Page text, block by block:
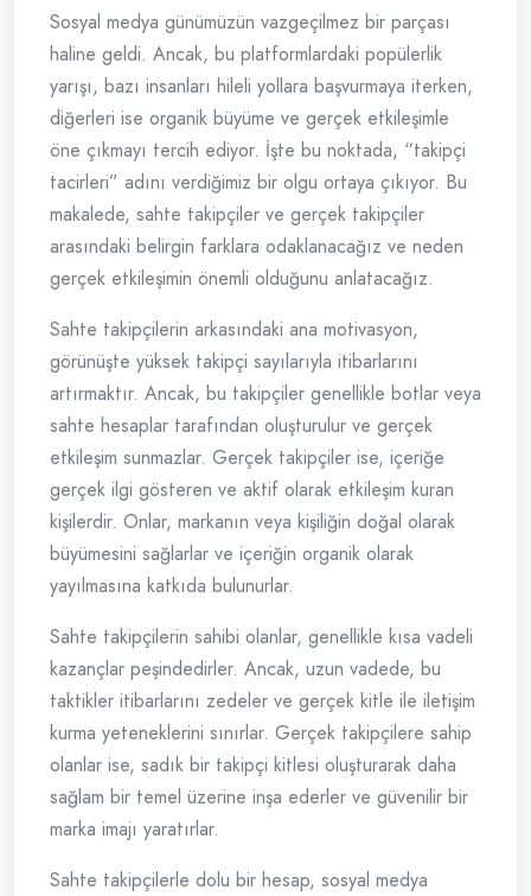
Sosyal medya günümüzün vazgeçilmez bir parçası
haline geldi. Ancak, bu platformlardaki popülerlik
yarışı, bazı insanları hileli yollara başvurmaya iterken,
diğerleri ise organik büyüme ve gerçek etkileşimle
öne çıkmayı tercih ediyor. İşte bu noktada, “takipçi
tacirleri” adını verdiğimiz bir olgu ortaya çıkıyor. Bu
makalede, sahte takipçiler ve gerçek takipçiler
arasındaki belirgin farklara odaklanacağız ve neden
gerçek etkileşimin önemli olduğunu anlatacağız.
Sahte takipçilerin arkasındaki ana motivasyon,
görünüşte yüksek takipçi sayılarıyla itibarlarını
artırmaktır. Ancak, bu takipçiler genellikle botlar veya
sahte hesaplar tarafından oluşturulur ve gerçek
etkileşim sunmazlar. Gerçek takipçiler ise, içeriğe
gerçek ilgi gösteren ve aktif olarak etkileşim kuran
kişilerdir. Onlar, markanın veya kişiliğin doğal olarak
büyümesini sağlarlar ve içeriğin organik olarak
yayılmasına katkıda bulunurlar.
Sahte takipçilerin sahibi olanlar, genellikle kısa vadeli
kazançlar peşindedirler. Ancak, uzun vadede, bu
taktikler itibarlarını zedeler ve gerçek kitle ile iletişim
kurma yeteneklerini sınırlar. Gerçek takipçilere sahip
olanlar ise, sadık bir takipçi kitlesi oluşturarak daha
sağlam bir temel üzerine inşa ederler ve güvenilir bir
marka imajı yaratırlar.
Sahte takipçilerle dolu bir hesap, sosyal medya